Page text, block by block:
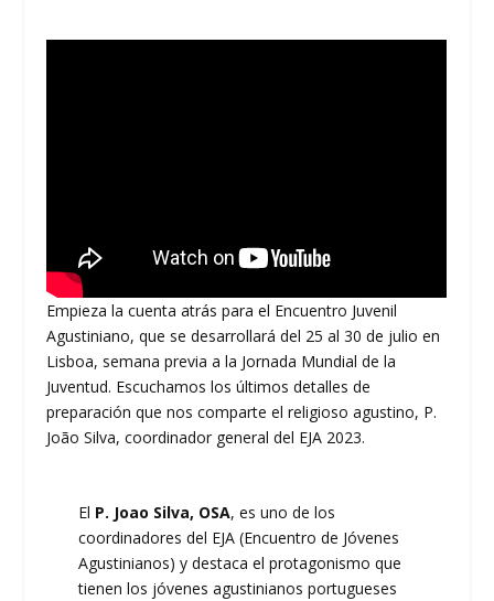
Empieza la cuenta atrás para el Encuentro Juvenil
Agustiniano, que se desarrollará del 25 al 30 de julio en
Lisboa, semana previa a la Jornada Mundial de la
Juventud. Escuchamos los últimos detalles de
preparación que nos comparte el religioso agustino, P.
João Silva, coordinador general del EJA 2023.
El P. Joao Silva, OSA, es uno de los
coordinadores del EJA (Encuentro de Jóvenes
Agustinianos) y destaca el protagonismo que
tienen los jóvenes agustinianos portugueses